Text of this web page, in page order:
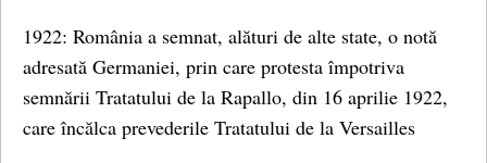
1922: România a semnat, alături de alte state, o notă
adresată Germaniei, prin care protesta împotriva
semnării Tratatului de la Rapallo, din 16 aprilie 1922,
care încălca prevederile Tratatului de la Versailles